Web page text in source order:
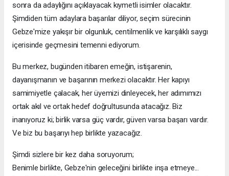
sonra da adaylığını açıklayacak kıymetli isimler olacaktır.
Şimdiden tüm adaylara başarılar diliyor, seçim sürecinin
Gebze'mize yakışır bir olgunluk, centilmenlik ve karşılıklı saygı
içerisinde geçmesini temenni ediyorum.
Bu merkez, bugünden itibaren emeğin, istişarenin,
dayanışmanın ve başarının merkezi olacaktır. Her kapıyı
samimiyetle çalacak, her üyemizi dinleyecek, her adımımızı
ortak akıl ve ortak hedef doğrultusunda atacağız. Biz
inanıyoruz ki; birlik varsa güç vardır, güven varsa başarı vardır.
Ve biz bu başarıyı hep birlikte yazacağız.
Şimdi sizlere bir kez daha soruyorum;
Benimle birlikte, Gebze'nin geleceğini birlikte inşa etmeye...